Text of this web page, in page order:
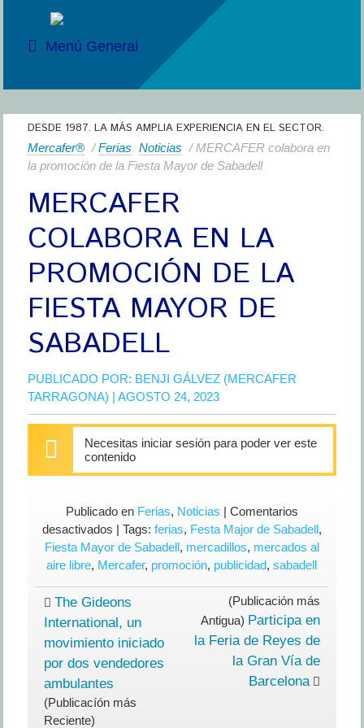
Menú General
DESDE 1987. LA MÁS AMPLIA EXPERIENCIA EN EL SECTOR.
Mercafer® /Ferias Noticias / MERCAFER colabora en
la promoción de la Fiesta Mayor de Sabadell
MERCAFER
COLABORA EN LA
PROMOCIÓN DE LA
FIESTA MAYOR DE
SABADELL
PUBLICADO POR: BENJI GÁLVEZ (MERCAFER
TARRAGONA) | AGOSTO 24, 2023
Necesitas iniciar sesión para poder ver este
contenido
Publicado en Ferias, Noticias | Comentarios
desactivadosen
MERCAFER
colabora
la
promoción
de
Fiesta
Mayor
de
| Tags: ferias, Festa Major de Sabadell,
Fiesta Mayor de Sabadell, mercadillos, mercados al
aire libre, Mercafer, promoción, publicidad,sabadell
The Gideons
International, un
movimiento iniciado
por dos vendedores
ambulantes
(Publicacíón más
Reciente)
(Publicación más
Antigua) Participa en
la Feria de Reyes de
la Gran Vía de
Barcelona